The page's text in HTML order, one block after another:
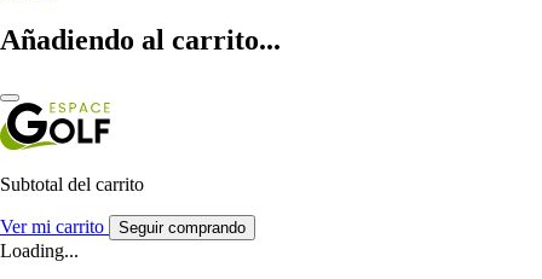
Añadiendo al carrito...
Subtotal del carrito
Ver mi carrito Seguir comprando
Loading...